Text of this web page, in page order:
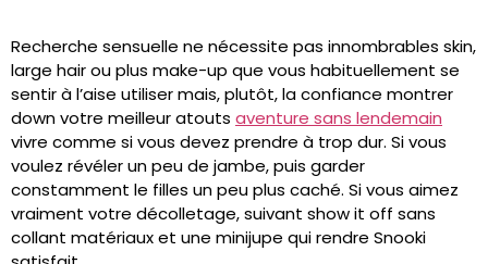
Recherche sensuelle ne nécessite pas innombrables skin,
large hair ou plus make-up que vous habituellement se
sentir à l’aise utiliser mais, plutôt, la confiance montrer
down votre meilleur atouts aventure sans lendemain
vivre comme si vous devez prendre à trop dur. Si vous
voulez révéler un peu de jambe, puis garder
constamment le filles un peu plus caché. Si vous aimez
vraiment votre décolletage, suivant show it off sans
collant matériaux et une minijupe qui rendre Snooki